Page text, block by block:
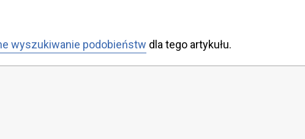
wyszukiwanie podobieństw dla tego artykułu.